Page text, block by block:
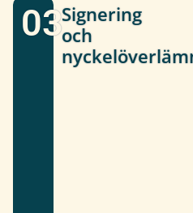
03Signering
och